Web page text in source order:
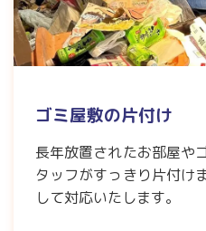
ゴミ屋敷の片付け
長年放置されたお部屋や
タッフがすっきり片付け
して対応いたします。